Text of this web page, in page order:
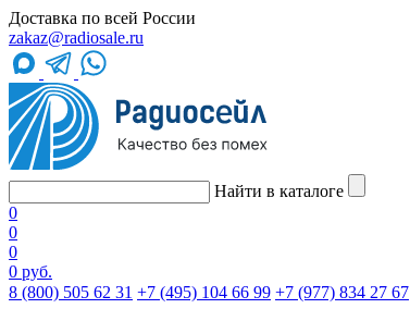
Доставка по всей России
zakaz@radiosale.ru
Найти в каталоге
0
0
0
0 руб.
8 (800) 505 62 31 +7 (495) 104 66 99 +7 (977) 834 27 67